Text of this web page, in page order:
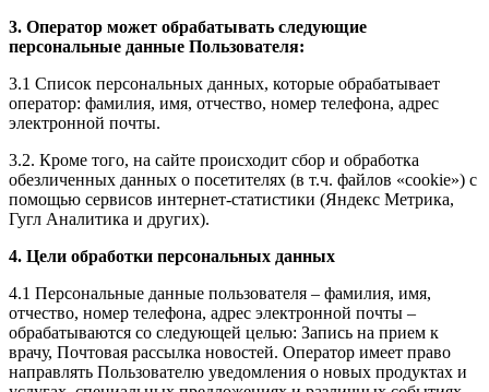
3. Оператор может обрабатывать следующие
персональные данные Пользователя:
3.1 Список персональных данных, которые обрабатывает
оператор: фамилия, имя, отчество, номер телефона, адрес
электронной почты.
3.2. Кроме того, на сайте происходит сбор и обработка
обезличенных данных о посетителях (в т.ч. файлов «cookie») с
помощью сервисов интернет-статистики (Яндекс Метрика,
Гугл Аналитика и других).
4. Цели обработки персональных данных
4.1 Персональные данные пользователя – фамилия, имя,
отчество, номер телефона, адрес электронной почты –
обрабатываются со следующей целью: Запись на прием к
врачу, Почтовая рассылка новостей. Оператор имеет право
направлять Пользователю уведомления о новых продуктах и